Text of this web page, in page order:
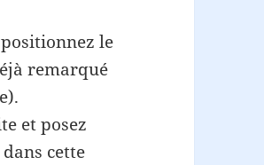
le
remarqué
et posez
cette